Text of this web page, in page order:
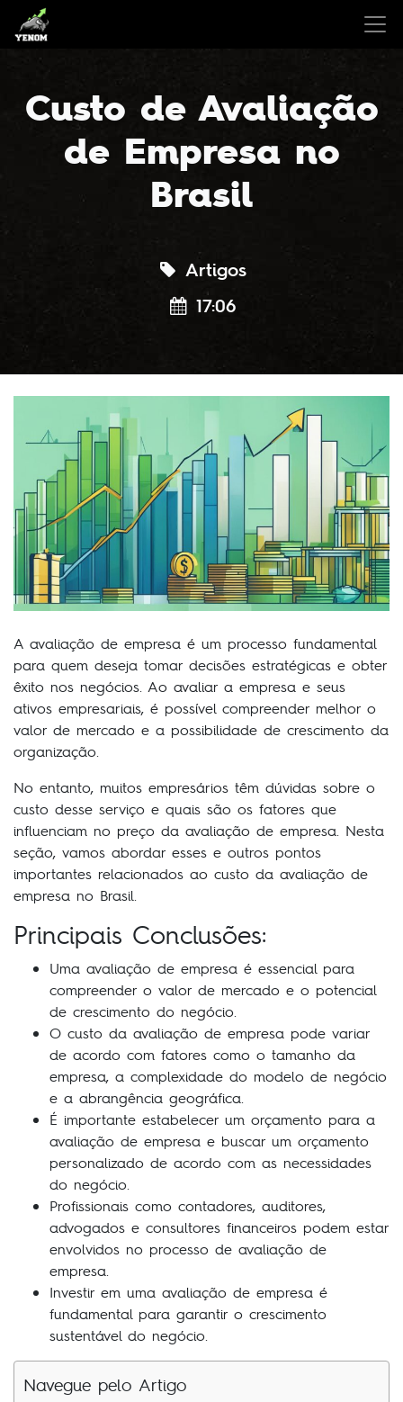
Custo de Avaliação
de Empresa no
Brasil
Artigos
17:06
A avaliação de empresa é um processo fundamental
para quem deseja tomar decisões estratégicas e obter
êxito nos negócios. Ao avaliar a empresa e seus
ativos empresariais, é possível compreender melhor o
valor de mercado e a possibilidade de crescimento da
organização.
No entanto, muitos empresários têm dúvidas sobre o
custo desse serviço e quais são os fatores que
influenciam no preço da avaliação de empresa. Nesta
seção, vamos abordar esses e outros pontos
importantes relacionados ao custo da avaliação de
empresa no Brasil.
Principais Conclusões:
Uma avaliação de empresa é essencial para
compreender o valor de mercado e o potencial
de crescimento do negócio.
O custo da avaliação de empresa pode variar
de acordo com fatores como o tamanho da
empresa, a complexidade do modelo de negócio
e a abrangência geográfica.
É importante estabelecer um orçamento para a
avaliação de empresa e buscar um orçamento
personalizado de acordo com as necessidades
do negócio.
Profissionais como contadores, auditores,
advogados e consultores financeiros podem estar
envolvidos no processo de avaliação de
empresa.
Investir em uma avaliação de empresa é
fundamental para garantir o crescimento
sustentável do negócio.
Navegue pelo Artigo